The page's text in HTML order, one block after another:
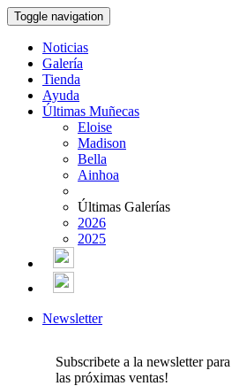
Toggle navigation
Noticias
Galería
Tienda
Ayuda
Últimas Muñecas
Eloise
Madison
Bella
Ainhoa
Últimas Galerías
2026
2025
Newsletter
Subscribete a la newsletter
las próximas ventas!